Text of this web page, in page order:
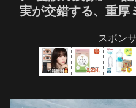
実が交錯する、重厚
スポン